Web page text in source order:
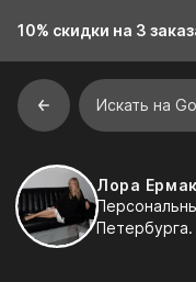
10% скидки на 3
Искать на
Лора